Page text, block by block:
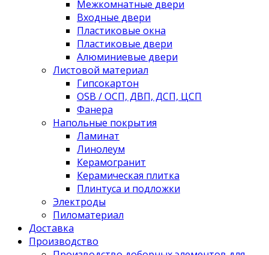
Межкомнатные двери
Входные двери
Пластиковые окна
Пластиковые двери
Алюминиевые двери
Листовой материал
Гипсокартон
OSB / ОСП, ДВП, ДСП, ЦСП
Фанера
Напольные покрытия
Ламинат
Линолеум
Керамогранит
Керамическая плитка
Плинтуса и подложки
Электроды
Пиломатериал
Доставка
Производство